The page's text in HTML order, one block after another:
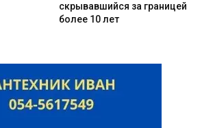
скрывавшийся за границей
более 10 лет